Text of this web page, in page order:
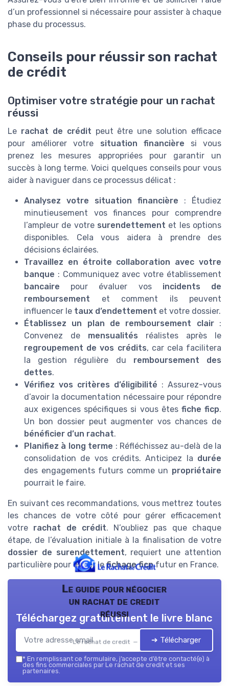
d’un professionnel si nécessaire pour assister à chaque
phase du processus.
Conseils pour réussir son rachat
de crédit
Optimiser votre stratégie pour un rachat
réussi
Le rachat de crédit peut être une solution efficace
pour améliorer votre situation financière si vous
prenez les mesures appropriées pour garantir un
succès à long terme. Voici quelques conseils pour vous
aider à naviguer dans ce processus délicat :
Analysez votre situation financière : Étudiez
minutieusement vos finances pour comprendre
l’ampleur de votre surendettement et les options
disponibles. Cela vous aidera à prendre des
décisions éclairées.
Travaillez en étroite collaboration avec votre
banque : Communiquez avec votre établissement
bancaire pour évaluer vos incidents de
remboursement et comment ils peuvent
influencer le taux d’endettement et votre dossier.
Établissez un plan de remboursement clair:
Convenez de mensualités réalistes après le
regroupement de vos crédits, car cela facilitera
la gestion régulière du remboursement des
dettes.
Vérifiez vos critères d’éligibilité : Assurez-vous
d’avoir la documentation nécessaire pour répondre
aux exigences spécifiques si vous êtes fiche ficp.
Un bon dossier peut augmenter vos chances de
bénéficier d’un rachat.
Planifiez à long terme : Réfléchissez au-delà de la
consolidation de vos crédits. Anticipez la durée
des engagements futurs comme un propriétaire
pourrait le faire.
En suivant ces recommandations, vous mettrez toutes
les chances de votre côté pour gérer efficacement
votre rachat de crédit. N’oubliez pas que chaque
étape, de l’évaluation initiale à la finalisation de votre
dossier de surendettement, requiert une attention
particulière pour éviter lefichage ficpfutur en France.
Le guide pour négocier
un rachat de credit
réussi
Le rachat de credit — 2026
Téléchargez gratuitement le livre blanc
➔ Télécharger
* En remplissant ce formulaire, j’accepte d’être contacté(e) à
des fins commerciales par Le rachat de credit et ses
partenaires.